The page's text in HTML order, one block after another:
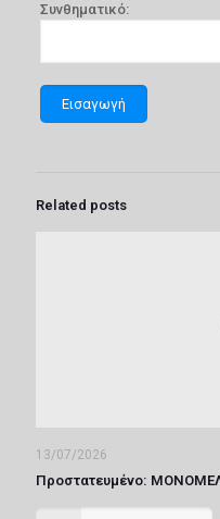
Συνθηματικό:
Related posts
13/07/2026
Πρoστατευμένο: